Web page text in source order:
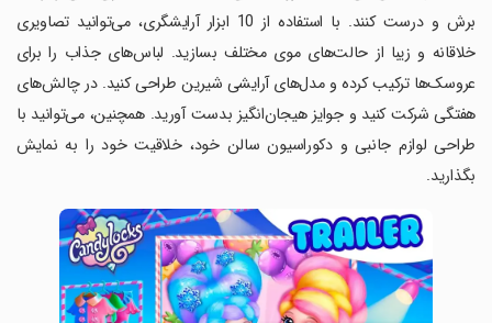
برش و درست کنند. با استفاده از 10 ابزار آرایشگری، می‌توانید تصاویری
خلاقانه و زیبا از حالت‌های موی مختلف بسازید. لباس‌های جذاب را برای
عروسک‌ها ترکیب کرده و مدل‌های آرایشی شیرین طراحی کنید. در چالش‌های
هفتگی شرکت کنید و جوایز هیجان‌انگیز بدست آورید. همچنین، می‌توانید با
طراحی لوازم جانبی و دکوراسیون سالن خود، خلاقیت خود را به نمایش
بگذارید.